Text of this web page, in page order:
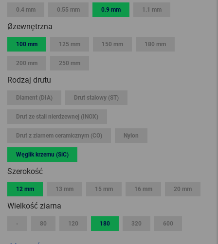
0.4 mm 0.55 mm 0.9 mm 1.1 mm
Øzewnętrzna
100 mm 125 mm 150 mm 180 mm
200 mm 250 mm
Rodzaj drutu
Diament (DIA) Drut stalowy (ST)
Drut ze stali nierdzewnej (INOX)
Drut z ziarnem ceramicznym (CO) Nylon
Węglik krzemu (SiC)
Szerokość
12 mm 13 mm 15 mm 16 mm 20 mm
Wielkość ziarna
- 80 120 180 320 600